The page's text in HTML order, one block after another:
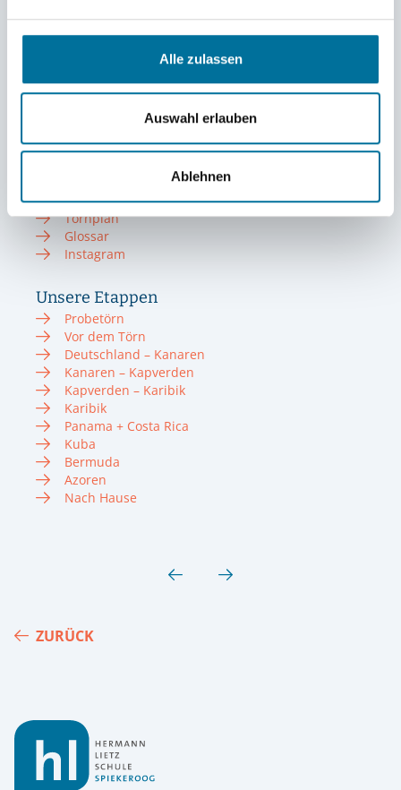
Alle zulassen
Auswahl erlauben
Ablehnen
Infos zum Törn
Törn 2022/23
Törn 2025/26
Sommer 2024
Sommer 2025
Crew
Törnplan
Glossar
Instagram
Unsere Etappen
Probetörn
Vor dem Törn
Deutschland – Kanaren
Kanaren – Kapverden
Kapverden – Karibik
Karibik
Panama + Costa Rica
Kuba
Bermuda
Azoren
Nach Hause
ZURÜCK